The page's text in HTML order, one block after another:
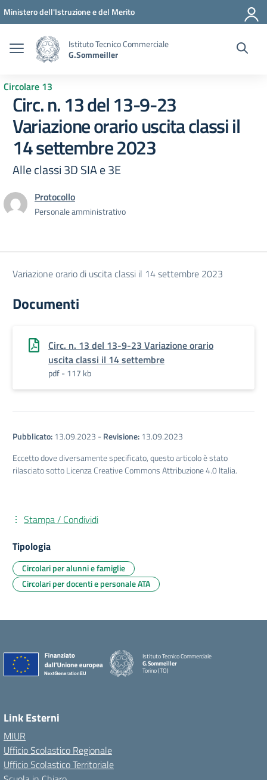
Vai ai contenuti
Vai al menu di navigazione
Vai al footer
Ministero dell'Istruzione e del Merito
Istituto Tecnico Commerciale
G.Sommeiller
Circolare 13
Circ. n. 13 del 13-9-23
Variazione orario uscita classi il
14 settembre 2023
Alle classi 3D SIA e 3E
Protocollo
Personale amministrativo
Variazione orario di uscita classi il 14 settembre 2023
Documenti
Circ. n. 13 del 13-9-23 Variazione orario
uscita classi il 14 settembre
pdf - 117 kb
Pubblicato:13.09.2023 -Revisione:13.09.2023
Eccetto dove diversamente specificato, questo articolo è stato
rilasciato sotto Licenza Creative Commons Attribuzione 4.0 Italia.
Stampa / Condividi
Tipologia
Circolari per alunni e famiglie
Circolari per docenti e personale ATA
Istituto Tecnico Commerciale
G.Sommeiller
Torino (TO)
Link Esterni
MIUR
Ufficio Scolastico Regionale
Ufficio Scolastico Territoriale